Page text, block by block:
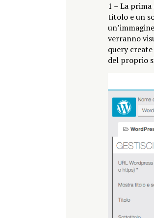
1 – La
titolo e un
verranno
query
del proprio